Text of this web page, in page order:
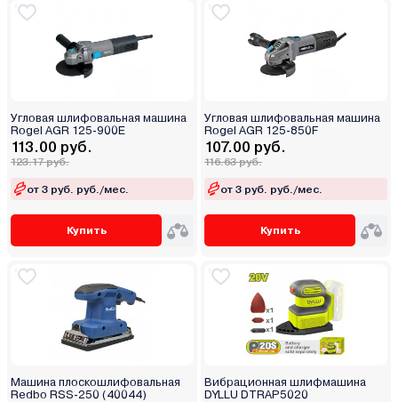
Угловая шлифовальная машина
Rogel AGR 125-900E
113.00 руб.
123.17 руб.
от 3 руб. руб./мес.
Купить
Угловая шлифовальная машина
Rogel AGR 125-850F
107.00 руб.
116.63 руб.
от 3 руб. руб./мес.
Купить
Машина плоскошлифовальная
Redbo RSS-250 (40044)
Вибрационная шлифмашина
DYLLU DTRAP5020